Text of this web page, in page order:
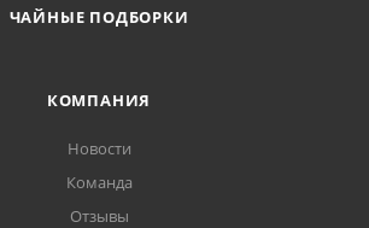
ЧАЙНЫЕ ПОДБОРКИ
КОМПАНИЯ
Новости
Команда
Отзывы